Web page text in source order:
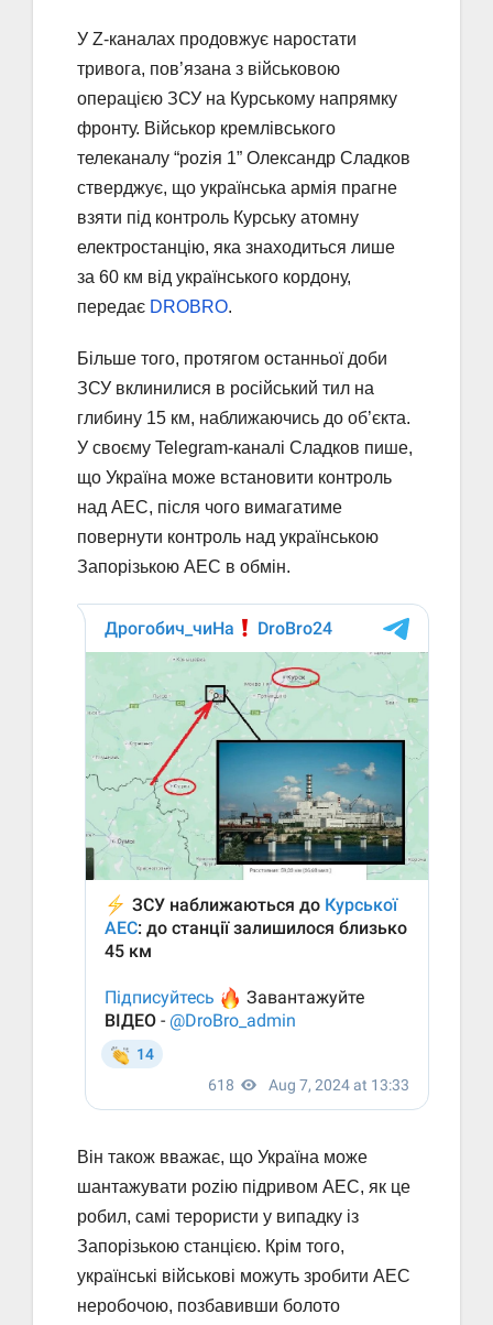
У Z-каналах продовжує наростати
тривога, пов’язана з військовою
операцією ЗСУ на Курському напрямку
фронту. Військор кремлівського
телеканалу “роzія 1” Олександр Сладков
стверджує, що українська армія прагне
взяти під контроль Курську атомну
електростанцію, яка знаходиться лише
за 60 км від українського кордону,
передає DROBRO.
Більше того, протягом останньої доби
ЗСУ вклинилися в російський тил на
глибину 15 км, наближаючись до об’єкта.
У своєму Telegram-каналі Сладков пише,
що Україна може встановити контроль
над АЕС, після чого вимагатиме
повернути контроль над українською
Запорізькою АЕС в обмін.
Він також вважає, що Україна може
шантажувати роzію підривом АЕС, як це
робил, самі терористи у випадку із
Запорізькою станцією. Крім того,
українські військові можуть зробити АЕС
неробочою, позбавивши болото